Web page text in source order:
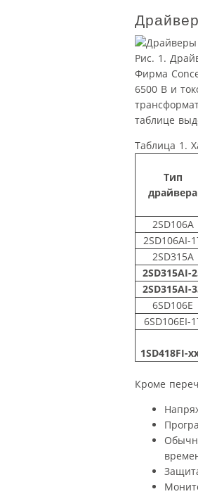
Рис. 1.
Фирма
6500 В и
таблице
Таблица 1.
Тип
драйвера
2SD106A
2SD106AI-
2SD315A
2SD315AI-
2SD315AI-
6SD106E
6SD106EI-
1SD418FI-
Кроме